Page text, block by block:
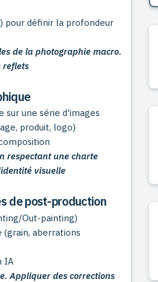
pour définir la profondeur
de la photographie macro.
reflets
sur une série d'images
produit, logo)
respectant une charte
visuelle
de post-production
Out-painting)
aberrations
IA
Appliquer des corrections